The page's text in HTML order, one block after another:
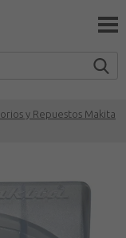
y Repuestos Makita